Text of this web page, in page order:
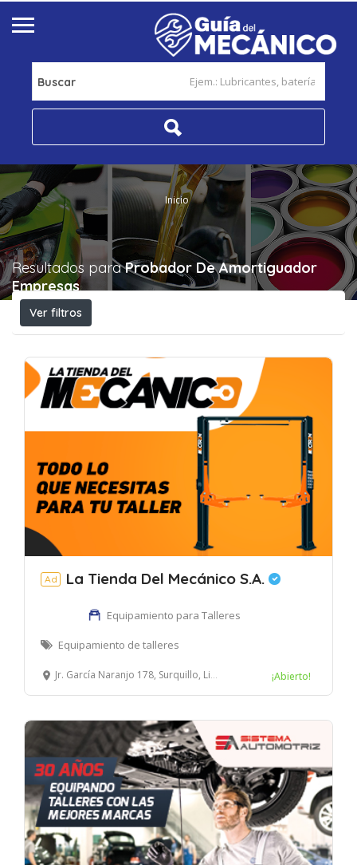
Buscar
Inicio
Resultados paraProbador De Amortiguador
Empresas
Ver filtros
Ad La Tienda Del Mecánico S.A.
Equipamiento para Talleres
Equipamiento de talleres
Jr. García Naranjo 178, Surquillo, Lima, Perú ¡Abierto!